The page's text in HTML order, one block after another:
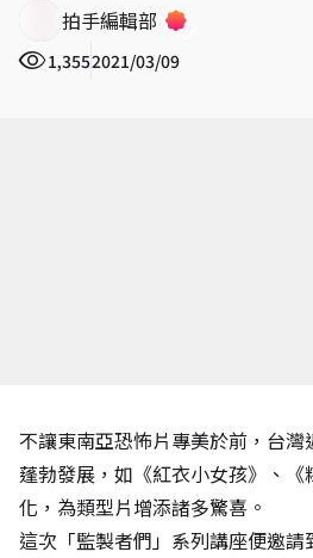
拍手編輯部
1,3552021/03/09
不讓東南亞恐怖片專美於前，台
蓬勃發展，如《紅衣小女孩》、
化，為類型片增添諸多驚喜。
這次「監製者們」系列講座便邀